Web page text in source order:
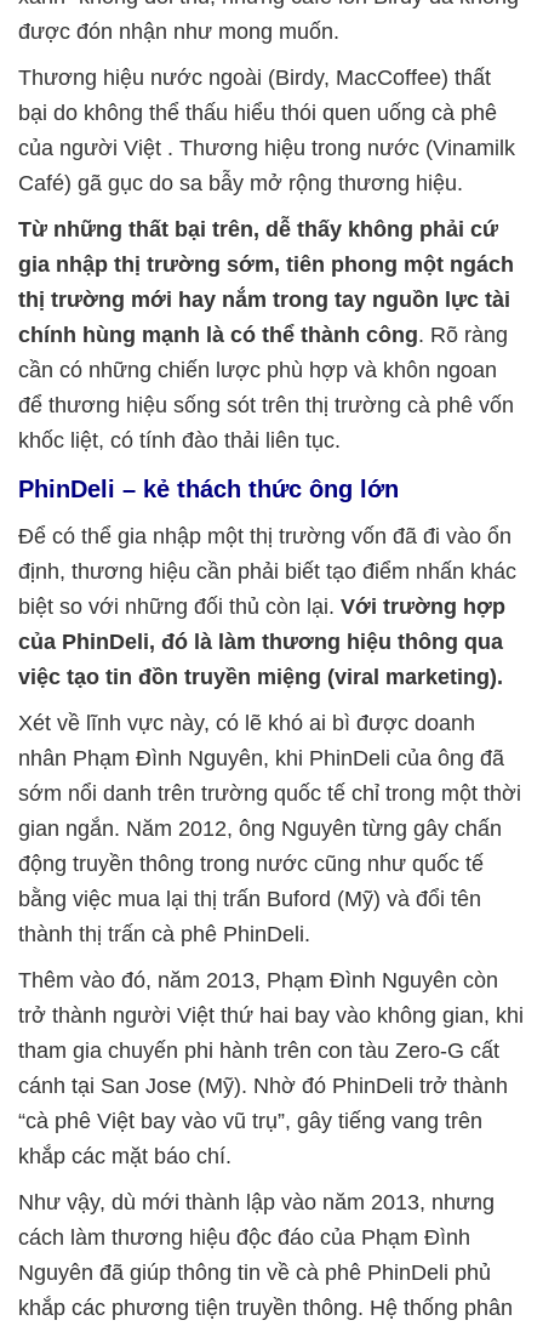
được đón nhận như mong muốn.
Thương hiệu nước ngoài (Birdy, MacCoffee) thất
bại do không thể thấu hiểu thói quen uống cà phê
của người Việt . Thương hiệu trong nước (Vinamilk
Café) gã gục do sa bẫy mở rộng thương hiệu.
Từ những thất bại trên, dễ thấy không phải cứ
gia nhập thị trường sớm, tiên phong một ngách
thị trường mới hay nắm trong tay nguồn lực tài
chính hùng mạnh là có thể thành công. Rõ ràng
cần có những chiến lược phù hợp và khôn ngoan
để thương hiệu sống sót trên thị trường cà phê vốn
khốc liệt, có tính đào thải liên tục.
PhinDeli – kẻ thách thức ông lớn
Để có thể gia nhập một thị trường vốn đã đi vào ổn
định, thương hiệu cần phải biết tạo điểm nhấn khác
biệt so với những đối thủ còn lại. Với trường hợp
của PhinDeli, đó là làm thương hiệu thông qua
việc tạo tin đồn truyền miệng (viral marketing).
Xét về lĩnh vực này, có lẽ khó ai bì được doanh
nhân Phạm Đình Nguyên, khi PhinDeli của ông đã
sớm nổi danh trên trường quốc tế chỉ trong một thời
gian ngắn. Năm 2012, ông Nguyên từng gây chấn
động truyền thông trong nước cũng như quốc tế
bằng việc mua lại thị trấn Buford (Mỹ) và đổi tên
thành thị trấn cà phê PhinDeli.
Thêm vào đó, năm 2013, Phạm Đình Nguyên còn
trở thành người Việt thứ hai bay vào không gian, khi
tham gia chuyến phi hành trên con tàu Zero-G cất
cánh tại San Jose (Mỹ). Nhờ đó PhinDeli trở thành
“cà phê Việt bay vào vũ trụ”, gây tiếng vang trên
khắp các mặt báo chí.
Như vậy, dù mới thành lập vào năm 2013, nhưng
cách làm thương hiệu độc đáo của Phạm Đình
Nguyên đã giúp thông tin về cà phê PhinDeli phủ
khắp các phương tiện truyền thông. Hệ thống phân